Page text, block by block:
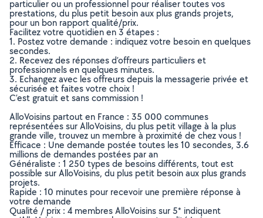
particulier ou un professionnel pour réaliser toutes vos
prestations, du plus petit besoin aux plus grands projets,
pour un bon rapport qualité/prix.
Facilitez votre quotidien en 3 étapes :
1. Postez votre demande : indiquez votre besoin en quelques
secondes.
2. Recevez des réponses d’offreurs particuliers et
professionnels en quelques minutes.
3. Echangez avec les offreurs depuis la messagerie privée et
sécurisée et faites votre choix !
C’est gratuit et sans commission !
AlloVoisins partout en France : 35 000 communes
représentées sur AlloVoisins, du plus petit village à la plus
grande ville, trouvez un membre à proximité de chez vous !
Efficace : Une demande postée toutes les 10 secondes, 3.6
millions de demandes postées par an
Généraliste : 1 250 types de besoins différents, tout est
possible sur AlloVoisins, du plus petit besoin aux plus grands
projets.
Rapide : 10 minutes pour recevoir une première réponse à
votre demande
Qualité / prix : 4 membres AlloVoisins sur 5* indiquent